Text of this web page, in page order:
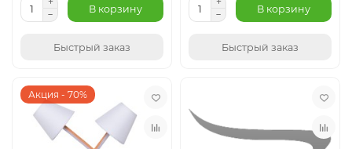
В корзину
Быстрый заказ
В корзину
Быстрый заказ
Акция - 70%